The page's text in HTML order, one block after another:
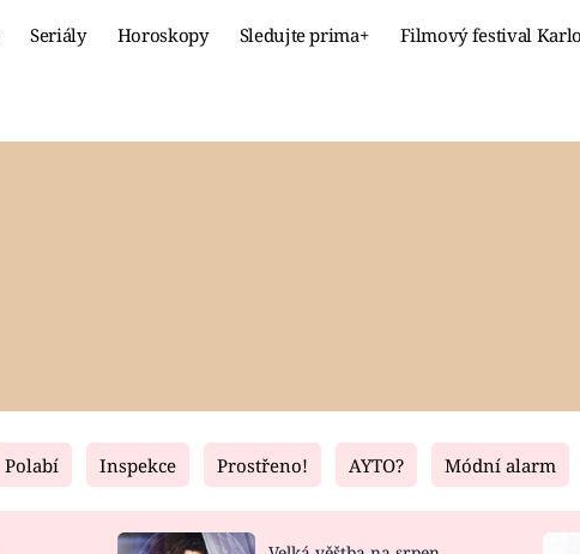
Seriály Horoskopy Sledujte prima+ Filmový festival
Fresh Living
Polabí Inspekce Prostřeno! AYTO? Módní alarm